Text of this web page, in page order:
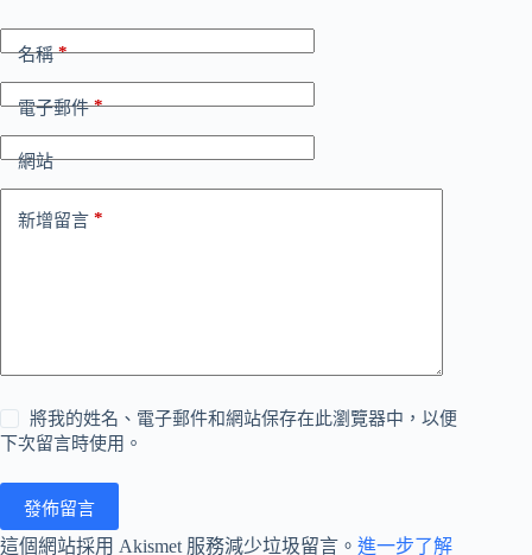
名稱*
電子郵件*
網站
新增留言 *
將我的姓名、電子郵件和網站保存在此瀏覽器中，以便
下次留言時使用。
發佈留言
這個網站採用 Akismet 服務減少垃圾留言。 進一步了解